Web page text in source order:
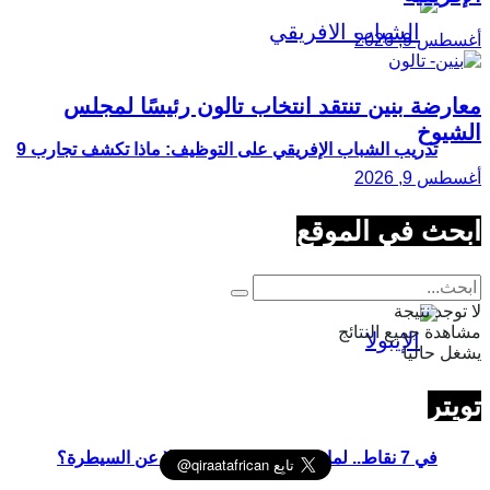
تدريب الشباب الإفريقي على التوظيف: ماذا تكشف تجارب 9
دول؟
في 7 نقاط.. لماذا خرج تفشي وباء إيبولا عن السيطرة؟
أغسطس 9, 2026
معارضة بنين تنتقد انتخاب تالون رئيسًا لمجلس
الشيوخ
أغسطس 9, 2026
ابحث في الموقع
لا توجد نتيجة
مشاهدة جميع النتائج
يشغل حاليا
تويتر